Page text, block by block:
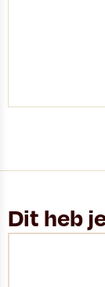
Dit heb